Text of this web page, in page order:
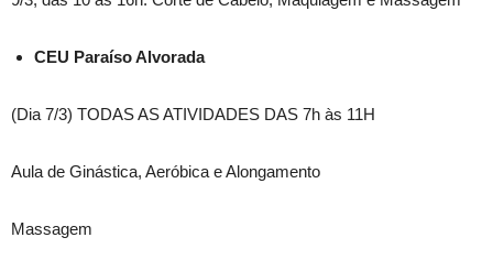
CEU Paraíso Alvorada
(Dia 7/3) TODAS AS ATIVIDADES DAS 7h às 11H
Aula de Ginástica, Aeróbica e Alongamento
Massagem